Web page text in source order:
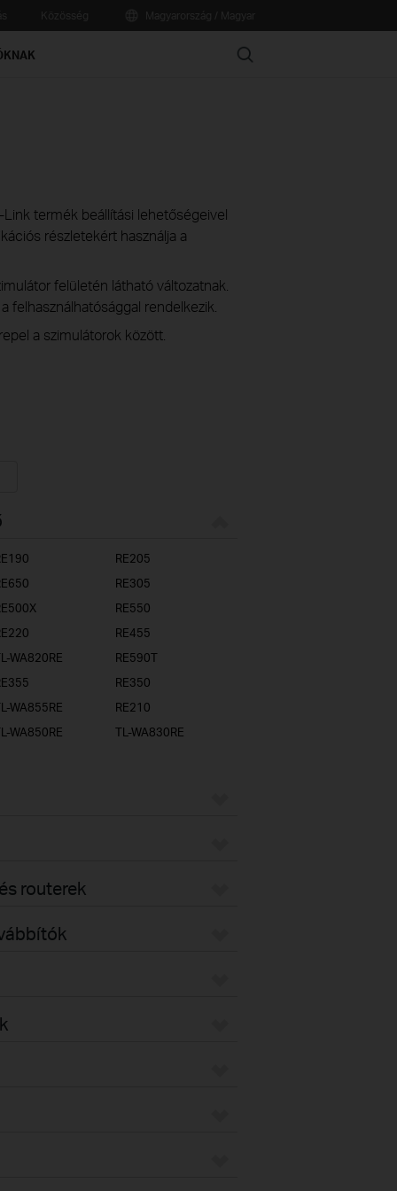
Search
termék beállítási lehetőségeivel
részletekért használja a
felületén látható változatnak.
felhasználhatósággal rendelkezik.
a szimulátorok között.
RE205
RE305
RE550
RE455
WA820RE
RE590T
RE350
WA855RE
RE210
WA850RE
TL-WA830RE
routerek